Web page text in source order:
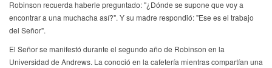
Robinson recuerda haberle preguntado: "¿Dónde se supone que voy a
encontrar a una muchacha así?". Y su madre respondió: "Ese es el trabajo
del Señor".
El Señor se manifestó durante el segundo año de Robinson en la
Universidad de Andrews. La conoció en la cafetería mientras compartían una